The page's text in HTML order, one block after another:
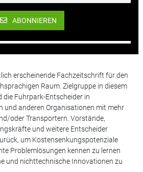
ABONNIEREN
erscheinende Fachzeitschrift für den
Raum. Zielgruppe in diesem
Fuhrpark-Entscheider in
und anderen Organisationen mit mehr
oder Transportern. Vorstände,
und weitere Entscheider
um Kostensenkungspotenziale
Problemlösungen kennen zu lernen
und nichttechnische Innovationen zu